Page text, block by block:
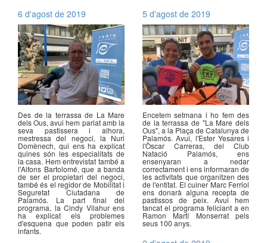
6 d'agost de 2019
Des de la terrassa de La Mare
dels Ous, avui hem parlat amb la
seva pastissera i alhora,
mestressa del negoci, la Nuri
Domènech, qui ens ha explicat
quines són les especialitats de
la casa. Hem entrevistat també a
l'Alfons Bartolomé, que a banda
de ser el propietari del negoci,
també és el regidor de Mobilitat i
Seguretat Ciutadana de
Palamós. La part final del
programa, la Cindy Vilahur ens
ha explicat els problemes
d'esquena que poden patir els
infants.
5 d'agost de 2019
Encetem setmana i ho fem des
de la terrassa de "La Mare dels
Ous", a la Plaça de Catalunya de
Palamós. Avui, l'Ester Yesares i
l'Òscar Carreras, del Club
Natació Palamós, ens
ensenyaran a nedar
correctament i ens informaran de
les activitats que organitzen des
de l'entitat. El cuiner Marc Ferriol
ens donarà alguna recepta de
pastissos de peix. Avui hem
tancat el programa feliciant a en
Ramon Martí Monserrat pels
seus 100 anys.